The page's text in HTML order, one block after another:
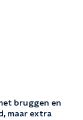
bruggen en
maar extra